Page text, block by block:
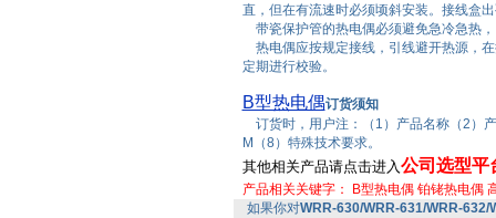
直，但在有流速时必须顷斜安装。接线盒
带瓷保护管的热电偶必须避免急冷急热
热电偶应按规定接线，引线避开热源，
定期进行校验。
B型热电偶订货须知
订货时，用户注：（1）产品名称（2）
M（8）特殊技术要求。
其他相关产品请点击进入公司选型平
产品相关关键字： B型热电偶 铂铑热电偶
如果你对WRR-630/WRR-631/WRR-632/